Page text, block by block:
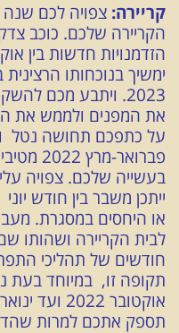
קריירה: צפויה לכם
הקריירה שלכם. כוכב
ימשיך בנוכחותו
2023. ויתבע מכם
את המפנים ולממש את
על כתפכם תחושה נטל
חודשים של תהליכי
תקופה זו, במיוחד בעת
תספק אתכם למרות